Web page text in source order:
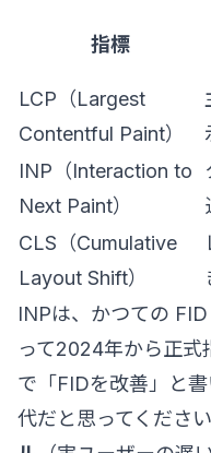
指標
LCP（Largest
Contentful Paint）
INP（Interaction to
Next Paint）
CLS（Cumulative
Layout Shift）
INPは、かつての
って2024年から正式
で「FIDを改善」と
代だと思ってくださ